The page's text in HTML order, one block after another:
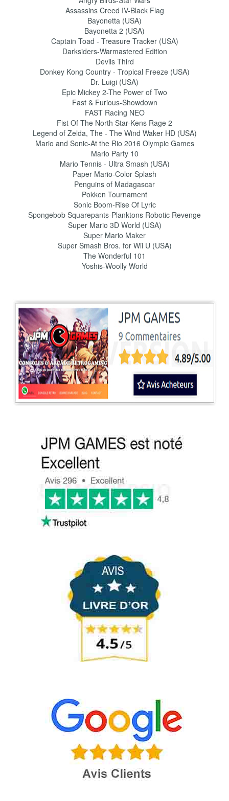
Assassins Creed IV-Black Flag
Bayonetta (USA)
Bayonetta 2 (USA)
Captain Toad - Treasure Tracker (USA)
Darksiders-Warmastered Edition
Devils Third
Donkey Kong Country - Tropical Freeze (USA)
Dr. Luigi (USA)
Epic Mickey 2-The Power of Two
Fast & Furious-Showdown
FAST Racing NEO
Fist Of The North Star-Kens Rage 2
Legend of Zelda, The - The Wind Waker HD (USA)
Mario and Sonic-At the Rio 2016 Olympic Games
Mario Party 10
Mario Tennis - Ultra Smash (USA)
Paper Mario-Color Splash
Penguins of Madagascar
Pokken Tournament
Sonic Boom-Rise Of Lyric
Spongebob Squarepants-Planktons Robotic Revenge
Super Mario 3D World (USA)
Super Mario Maker
Super Smash Bros. for Wii U (USA)
The Wonderful 101
Yoshis-Woolly World